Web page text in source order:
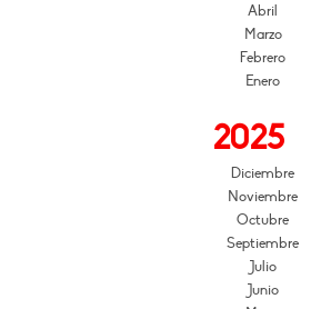
Abril
Marzo
Febrero
Enero
2025
Diciembre
Noviembre
Octubre
Septiembre
Julio
Junio